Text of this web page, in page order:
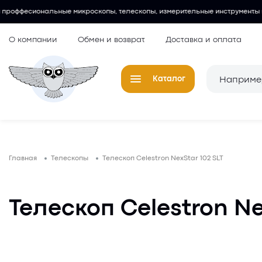
телескопы, измерительные инструменты и многое другое.
О компании Обмен и возврат Доставка и оплата
Каталог
Лупы
Главная Телескопы Телескоп Celestron NexStar 102 SLT
Телескоп Celestron